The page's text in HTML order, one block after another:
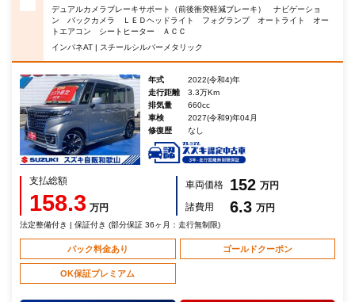
デュアルカメラブレーキサポート（前後衝突軽減ブレーキ） ナビゲーショ
ン バックカメラ ＬＥＤヘッドライト フォグランプ オートライト オー
トエアコン シートヒーター ＡＣＣ
インパネAT | スチールシルバーメタリック
年式
2022(令和4)年
走行距離
3.3万Km
排気量
660cc
車検
2027(令和9)年04月
修復歴
なし
支払総額
158.3 万円
車両価格 152 万円
諸費用
6.3 万円
法定整備付き | 保証付き (部分保証 36ヶ月：走行無制限)
パック料金あり ゴールドクーポン
OK保証プレミアム